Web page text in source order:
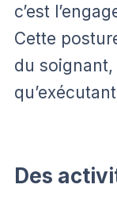
c’est
Cette
du
Des